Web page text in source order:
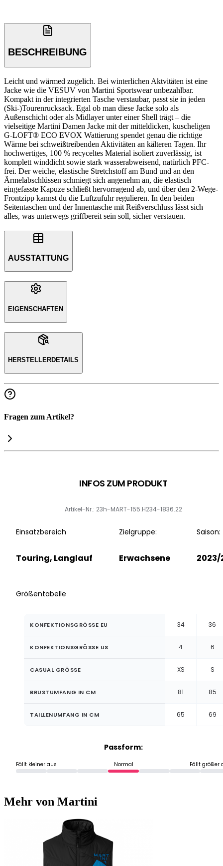
BESCHREIBUNG
Leicht und wärmed zugelich. Bei winterlichen Aktvitäten ist eine
Jacke wie die VESUV von Martini Sportswear unbezahlbar.
Kompakt in der integrierten Tasche verstaubar, passt sie in jeden
(Ski-)Tourenrucksack. Egal ob man diese Jacke solo als
Außenschicht oder als Midlayer unter einer Shell trägt – die
vielseitige Martini Damen Jacke mit der mitteldicken, kuscheligen
G-LOFT® ECO EVOX Wattierung spendet genau die richtige
Wärme bei schweißtreibenden Aktivitäten an kälteren Tagen. Ihr
hochwertiges, 100 % recyceltes Material isoliert zuverlässig, ist
komplett winddicht sowie stark wasserabweisend, natürlich PFC-
frei. Der weiche, elastische Stretchstoff am Bund und an den
Ärmelabschlüssen schmiegt sich angenehm an, die elastisch
eingefasste Kapuze schließt hervorragend ab, und über den 2-Wege-
Frontzipp kannst du die Luftzufuhr regulieren. In den beiden
Seitentaschen und der Innentasche mit Reißverschluss lässt sich
alles, was unterwegs griffbereit sein soll, sicher verstauen.
AUSSTATTUNG
EIGENSCHAFTEN
HERSTELLERDETAILS
Fragen zum Artikel?
INFOS ZUM PRODUKT
Artikel-Nr.: 23h-MART-155.H234-1836.22
Einsatzbereich
Touring, Langlauf
Zielgruppe:
Erwachsene
Saison:
2023/
Größentabelle
KONFEKTIONSGRÖSSE EU 34 36
KONFEKTIONSGRÖSSE US 4 6
CASUAL GRÖSSE XS S
BRUSTUMFANG IN CM 81 85
TAILLENUMFANG IN CM 65 69
Passform:
Fällt kleiner aus Normal Fällt größer
Mehr von Martini